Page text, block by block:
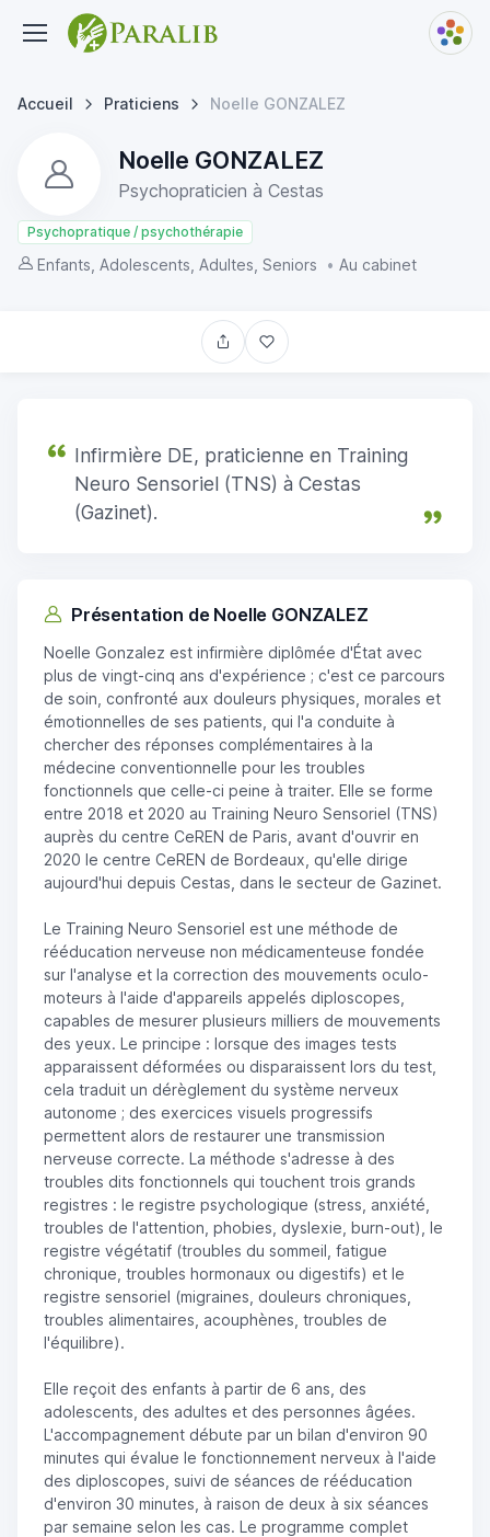
Accueil Praticiens Noelle GONZALEZ
Noelle GONZALEZ
Psychopraticien à Cestas
Psychopratique / psychothérapie
Enfants, Adolescents, Adultes, Seniors • Au cabinet
Infirmière DE, praticienne en Training
Neuro Sensoriel (TNS) à Cestas
(Gazinet).
Présentation de Noelle GONZALEZ
Noelle Gonzalez est infirmière diplômée d'État avec
plus de vingt-cinq ans d'expérience ; c'est ce parcours
de soin, confronté aux douleurs physiques, morales et
émotionnelles de ses patients, qui l'a conduite à
chercher des réponses complémentaires à la
médecine conventionnelle pour les troubles
fonctionnels que celle-ci peine à traiter. Elle se forme
entre 2018 et 2020 au Training Neuro Sensoriel (TNS)
auprès du centre CeREN de Paris, avant d'ouvrir en
2020 le centre CeREN de Bordeaux, qu'elle dirige
aujourd'hui depuis Cestas, dans le secteur de Gazinet.
Le Training Neuro Sensoriel est une méthode de
rééducation nerveuse non médicamenteuse fondée
sur l'analyse et la correction des mouvements oculo-
moteurs à l'aide d'appareils appelés diploscopes,
capables de mesurer plusieurs milliers de mouvements
des yeux. Le principe : lorsque des images tests
apparaissent déformées ou disparaissent lors du test,
cela traduit un dérèglement du système nerveux
autonome ; des exercices visuels progressifs
permettent alors de restaurer une transmission
nerveuse correcte. La méthode s'adresse à des
troubles dits fonctionnels qui touchent trois grands
registres : le registre psychologique (stress, anxiété,
troubles de l'attention, phobies, dyslexie, burn-out), le
registre végétatif (troubles du sommeil, fatigue
chronique, troubles hormonaux ou digestifs) et le
registre sensoriel (migraines, douleurs chroniques,
troubles alimentaires, acouphènes, troubles de
l'équilibre).
Elle reçoit des enfants à partir de 6 ans, des
adolescents, des adultes et des personnes âgées.
L'accompagnement débute par un bilan d'environ 90
minutes qui évalue le fonctionnement nerveux à l'aide
des diploscopes, suivi de séances de rééducation
d'environ 30 minutes, à raison de deux à six séances
par semaine selon les cas. Le programme complet